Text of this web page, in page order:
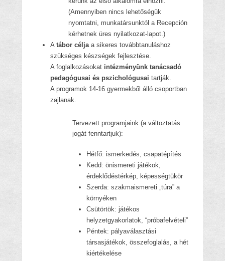
(Amennyiben nincs lehetőségük
nyomtatni, munkatársunktól a Recepción
kérhetnek üres nyilatkozat-lapot.)
A tábor céljaa sikeres továbbtanuláshoz
szükséges készségek fejlesztése.
A foglalkozásokat intézményünk tanácsadó
pedagógusai és pszichológusai tartják.
A programok 14-16 gyermekből álló csoportban
zajlanak.
Tervezett programjaink (a változtatás
jogát fenntartjuk):
Hétfő: ismerkedés, csapatépítés
Kedd: önismereti játékok,
érdeklődéstérkép, képességtükör
Szerda: szakmaismereti „túra” a
környéken
Csütörtök: játékos
helyzetgyakorlatok, “próbafelvételi”
Péntek: pályaválasztási
társasjátékok, összefoglalás, a hét
kiértékelése